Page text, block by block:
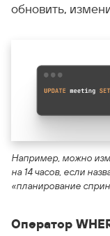
обновить,
Например, можно
на 14 часов, если
«планирование
Оператор